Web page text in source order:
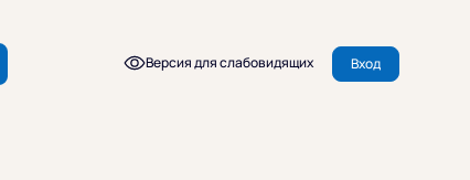
Версия для слабовидящих Вход